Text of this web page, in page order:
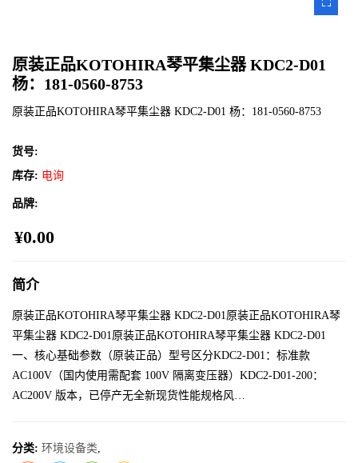
原装正品KOTOHIRA琴平集尘器 KDC2-D01
杨：181-0560-8753
原装正品KOTOHIRA琴平集尘器 KDC2-D01 杨：181-0560-8753
货号:
库存: 电询
品牌:
¥0.00
简介
原装正品KOTOHIRA琴平集尘器 KDC2-D01原装正品KOTOHIRA琴
平集尘器 KDC2-D01原装正品KOTOHIRA琴平集尘器 KDC2-D01
一、核心基础参数（原装正品）型号区分KDC2-D01：标准款
AC100V（国内使用需配套 100V 隔离变压器）KDC2-D01-200：
AC200V 版本，已停产无全新现货性能规格风…
分类: 环境设备类,